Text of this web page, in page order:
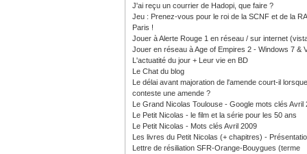
J'ai reçu un courrier de Hadopi, que faire ?
Jeu : Prenez-vous pour le roi de la SCNF et de la
Paris !
Jouer à Alerte Rouge 1 en réseau / sur internet
Jouer en réseau à Age of Empires 2 - Windows 7 &
L'actuatité du jour + Leur vie en BD
Le Chat du blog
Le délai avant majoration de l'amende court-il
conteste une amende ?
Le Grand Nicolas Toulouse - Google mots clés Avril
Le Petit Nicolas - le film et la série pour les 50 ans
Le Petit Nicolas - Mots clés Avril 2009
Les livres du Petit Nicolas (+ chapitres) -
Lettre de résiliation SFR-Orange-Bouygues (terme